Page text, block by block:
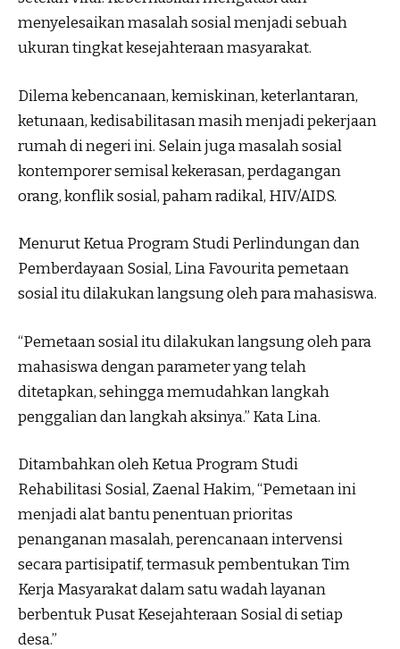
menyelesaikan masalah sosial menjadi sebuah
ukuran tingkat kesejahteraan masyarakat.
Dilema kebencanaan, kemiskinan, keterlantaran,
ketunaan, kedisabilitasan masih menjadi pekerjaan
rumah di negeri ini. Selain juga masalah sosial
kontemporer semisal kekerasan, perdagangan
orang, konflik sosial, paham radikal, HIV/AIDS.
Menurut Ketua Program Studi Perlindungan dan
Pemberdayaan Sosial, Lina Favourita pemetaan
sosial itu dilakukan langsung oleh para mahasiswa.
“Pemetaan sosial itu dilakukan langsung oleh para
mahasiswa dengan parameter yang telah
ditetapkan, sehingga memudahkan langkah
penggalian dan langkah aksinya.” Kata Lina.
Ditambahkan oleh Ketua Program Studi
Rehabilitasi Sosial, Zaenal Hakim, “Pemetaan ini
menjadi alat bantu penentuan prioritas
penanganan masalah, perencanaan intervensi
secara partisipatif, termasuk pembentukan Tim
Kerja Masyarakat dalam satu wadah layanan
berbentuk Pusat Kesejahteraan Sosial di setiap
desa.”